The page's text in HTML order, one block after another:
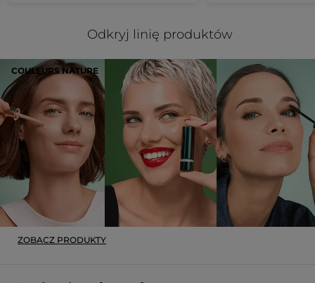
Odkryj linię produktów
COULEURS NATURE
ZOBACZ PRODUKTY